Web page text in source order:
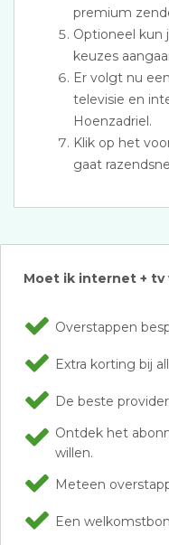
premium
Optioneel kun
keuzes
Er volgt nu
televisie en
Hoenzadriel.
Klik op het
gaat
Moet ik internet + tv
Overstappen
Extra korting bij
De beste
Ontdek het
willen.
Meteen
Een